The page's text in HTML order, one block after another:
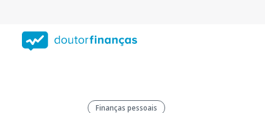
conteúdo
principal
Finanças pessoais